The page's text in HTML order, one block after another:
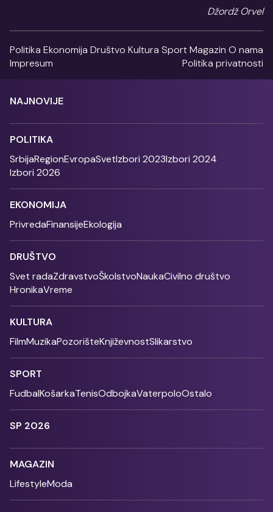
Džordž Orvel
Politika Ekonomija Društvo Kultura SportMagazin O nama
Impresum
Politika privatnosti
NAJNOVIJE
POLITIKA
SrbijaRegionEvropaSvetIzbori 2023Izbori 2024
Izbori 2026
EKONOMIJA
PrivredaFinansijeEkologija
DRUŠTVO
Svet radaZdravstvoŠkolstvoNaukaCivilno društvo
HronikaVreme
KULTURA
FilmMuzikaPozorišteKnjiževnostSlikarstvo
SPORT
FudbalKošarkaTenisOdbojkaVaterpoloOstalo
SP 2026
MAGAZIN
LifestyleModa